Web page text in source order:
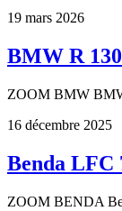
19 mars 2026
BMW R
ZOOM BMW
16 décembre 2025
Benda LFC
ZOOM BENDA